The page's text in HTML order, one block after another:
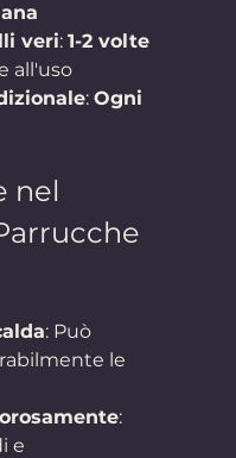
veri: 1-2 volte
all'uso
: Ogni
nel
: Può
le
:
e